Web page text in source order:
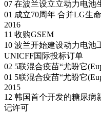
07 在波兰设立立动力电池
01 成立70周年 合并LG生
2016
11 收购GSEM
10 波兰开始建设动力电池
UNICFF国际投标订单
02 5联混合疫苗“尤盼它
01 5联混合疫苗“尤盼它
2015
12 韩国首个开发的糖尿病
记许可